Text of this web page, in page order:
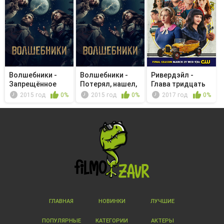
Волшебники -
Запрещённое
волшебство
2015 год 0%
Волшебники -
Потерял, нашел,
забрал2015 год 0%
Ривердэйл -
Глава тридцать
четвертая....
2017 год 0%
ГЛАВНАЯ НОВИНКИ ЛУЧШИЕ
ПОПУЛЯРНЫЕ КАТЕГОРИИ АКТЕРЫ